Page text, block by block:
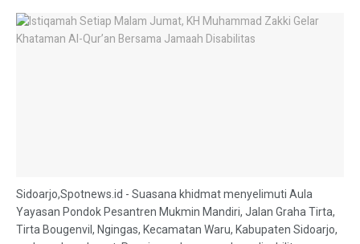
Sidoarjo,Spotnews.id - Suasana khidmat menyelimuti Aula
Yayasan Pondok Pesantren Mukmin Mandiri, Jalan Graha Tirta,
Tirta Bougenvil, Ngingas, Kecamatan Waru, Kabupaten Sidoarjo,